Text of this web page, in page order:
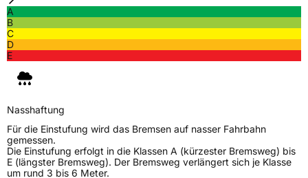
A
B
C
D
E
Nasshaftung
Für die Einstufung wird das Bremsen auf nasser Fahrbahn
gemessen.
Die Einstufung erfolgt in die Klassen A (kürzester Bremsweg) bis
E (längster Bremsweg). Der Bremsweg verlängert sich je Klasse
um rund 3 bis 6 Meter.